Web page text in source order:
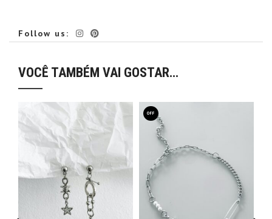
Follow us:
VOCÊ TAMBÉM VAI GOSTAR…
OFF